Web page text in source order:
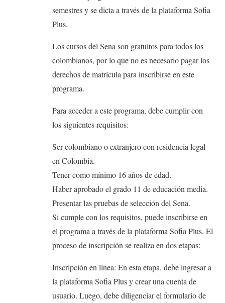
semestres y se dicta a través de la plataforma Sofia
Plus.
Los cursos del Sena son gratuitos para todos los
colombianos, por lo que no es necesario pagar los
derechos de matrícula para inscribirse en este
programa.
Para acceder a este programa, debe cumplir con
los siguientes requisitos:
Ser colombiano o extranjero con residencia legal
en Colombia.
Tener como mínimo 16 años de edad.
Haber aprobado el grado 11 de educación media.
Presentar las pruebas de selección del Sena.
Si cumple con los requisitos, puede inscribirse en
el programa a través de la plataforma Sofia Plus. El
proceso de inscripción se realiza en dos etapas:
Inscripción en línea: En esta etapa, debe ingresar a
la plataforma Sofia Plus y crear una cuenta de
usuario. Luego, debe diligenciar el formulario de